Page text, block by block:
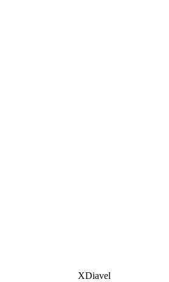
XDiavel